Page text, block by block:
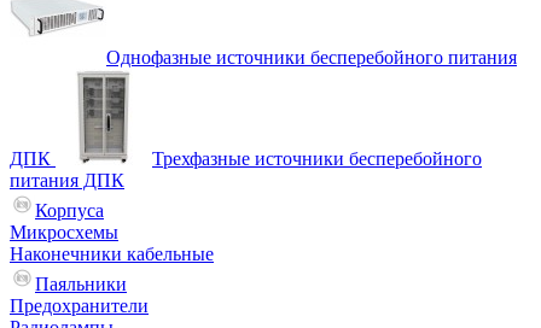
Однофазные источники бесперебойного питания
ДПК
Трехфазные источники бесперебойного
питания ДПК
Корпуса
Микросхемы
Наконечники кабельные
Паяльники
Предохранители